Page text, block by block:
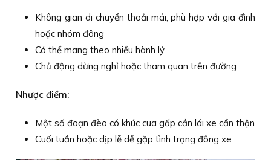
Không gian di chuyển thoải mái, phù hợp với gia đình
hoặc nhóm đông
Có thể mang theo nhiều hành lý
Chủ động dừng nghỉ hoặc tham quan trên đường
Nhược điểm:
Một số đoạn đèo có khúc cua gấp cần lái xe cẩn thận
Cuối tuần hoặc dịp lễ dễ gặp tình trạng đông xe